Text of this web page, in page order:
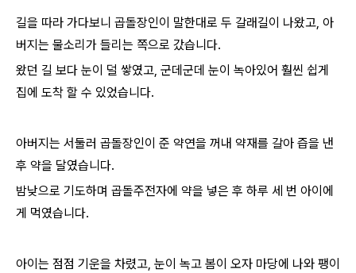
길을 따라 가다보니 곱돌장인이 말한대로 두 갈래길이 나왔고, 아
버지는 물소리가 들리는 쪽으로 갔습니다.
왔던 길 보다 눈이 덜 쌓였고, 군데군데 눈이 녹아있어 훨씬 쉽게
집에 도착 할 수 있었습니다.
아버지는 서둘러 곱돌장인이 준 약연을 꺼내 약재를 갈아 즙을 낸
후 약을 달였습니다.
밤낮으로 기도하며 곱돌주전자에 약을 넣은 후 하루 세 번 아이에
게 먹였습니다.
아이는 점점 기운을 차렸고, 눈이 녹고 봄이 오자 마당에 나와 팽이